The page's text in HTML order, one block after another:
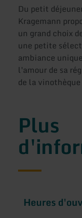
Du petit
Kragemann
un grand choix
une petite
ambiance
l'amour de sa
de la
Plus
Heures